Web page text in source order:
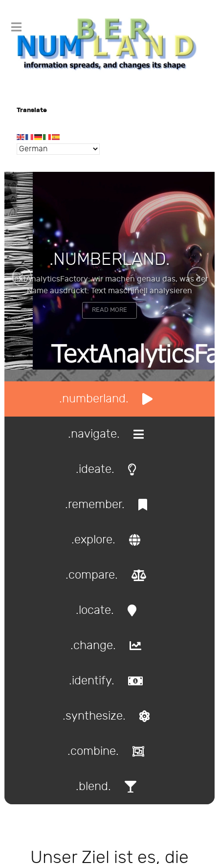
Translate
.NUMBERLAND.
TextAnalyticsFactory: wir machen genau das, was der
Name ausdrückt: Text maschinell analysieren
READ MORE
.numberland.
.navigate.
.ideate.
.remember.
.explore.
.compare.
.locate.
.change.
.identify.
.synthesize.
.combine.
.blend.
Unser Ziel ist es, die